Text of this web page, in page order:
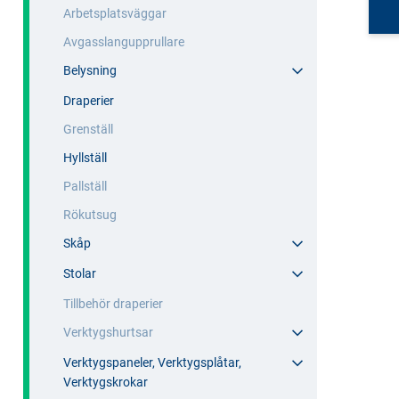
Arbetsplatsväggar
Avgasslangupprullare
Belysning
Draperier
Grenställ
Hyllställ
Pallställ
Rökutsug
Skåp
Stolar
Tillbehör draperier
Verktygshurtsar
Verktygspaneler, Verktygsplåtar,
Verktygskrokar